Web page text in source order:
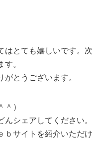
はとても嬉しいです。次
。
とうございます。
）
シェアしてください。
ｂサイトを紹介いただけ